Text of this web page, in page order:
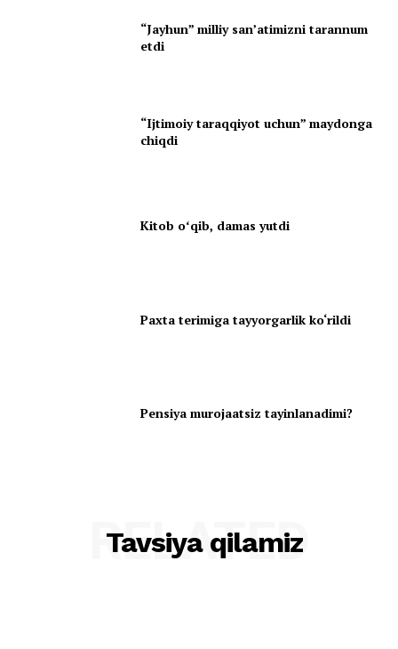
“Jayhun” milliy san’atimizni tarannum
etdi
“Ijtimoiy taraqqiyot uchun” maydonga
chiqdi
Kitob oʻqib, damas yutdi
Paxta terimiga tayyorgarlik ko‘rildi
Pensiya murojaatsiz tayinlanadimi?
Tavsiya qilamiz
RELATED